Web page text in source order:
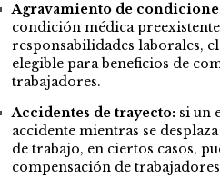
Agravamiento de
condición médica
responsabilidades laborales,
elegible para beneficios de
trabajadores.
Accidentes de trayecto: si un
accidente mientras se
de trabajo, en ciertos casos,
compensación de